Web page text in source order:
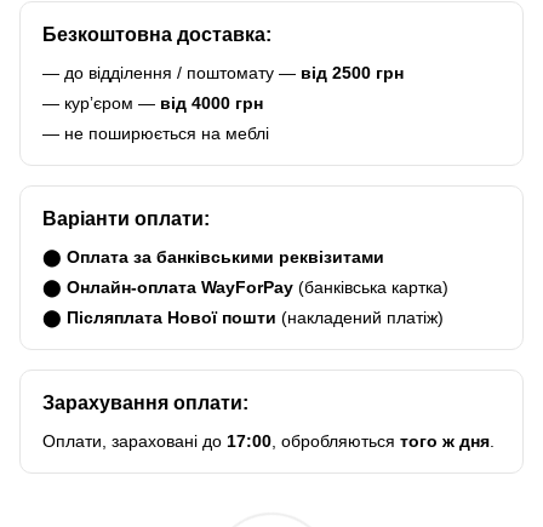
Безкоштовна доставка:
— до відділення / поштомату — від 2500 грн
— курʼєром — від 4000 грн
— не поширюється на меблі
Варіанти оплати:
⬤ Оплата за банківськими реквізитами
⬤ Онлайн-оплата WayForPay (банківська картка)
⬤ Післяплата Нової пошти (накладений платіж)
Зарахування оплати:
Оплати, зараховані до 17:00 , обробляються того ж дня